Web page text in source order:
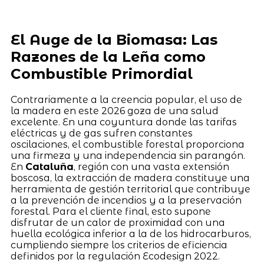
El Auge de la Biomasa: Las
Razones de la Leña como
Combustible Primordial
Contrariamente a la creencia popular, el uso de
la madera en este 2026 goza de una salud
excelente. En una coyuntura donde las tarifas
eléctricas y de gas sufren constantes
oscilaciones, el combustible forestal proporciona
una firmeza y una independencia sin parangón.
En Cataluña, región con una vasta extensión
boscosa, la extracción de madera constituye una
herramienta de gestión territorial que contribuye
a la prevención de incendios y a la preservación
forestal. Para el cliente final, esto supone
disfrutar de un calor de proximidad con una
huella ecológica inferior a la de los hidrocarburos,
cumpliendo siempre los criterios de eficiencia
definidos por la regulación Ecodesign 2022.